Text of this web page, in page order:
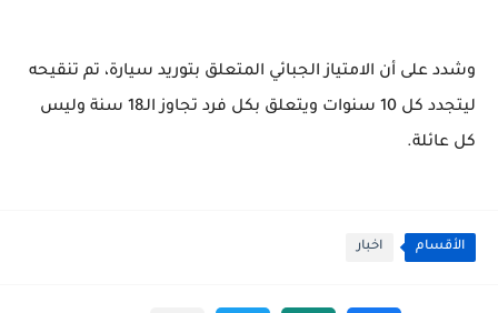
وشدد على أن الامتياز الجبائي المتعلق بتوريد سيارة، تم تنقيحه
ليتجدد كل 10 سنوات ويتعلق بكل فرد تجاوز الـ18 سنة وليس
كل عائلة.
الأقسام اخبار